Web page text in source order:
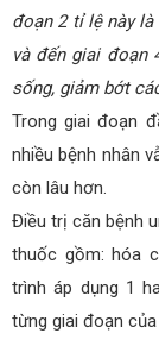
đoạn 2 tỉ lệ này là
và đến giai đoạn
sống, giảm bớt
Trong giai đoạn
nhiều bệnh nhân
còn lâu hơn.
Điều trị căn bệnh
thuốc gồm: hóa
trình áp dụng 1
từng giai đoạn